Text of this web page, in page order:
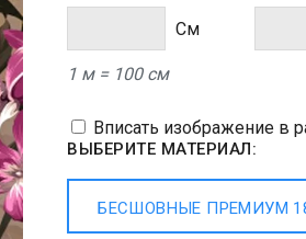
Cм
1 м = 100 см
Вписать изображение в
ВЫБЕРИТЕ МАТЕРИАЛ:
БЕСШОВНЫЕ ПРЕМИУМ